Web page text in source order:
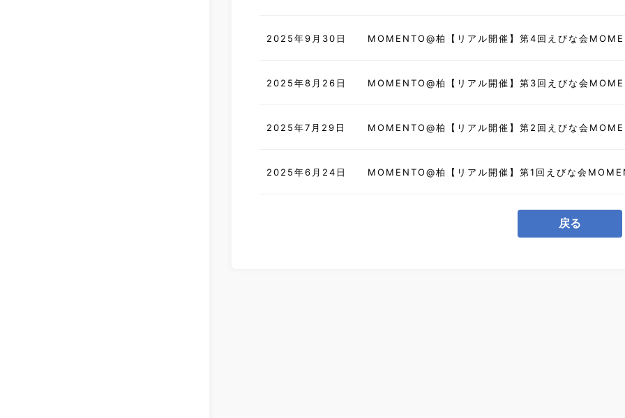
2025年9月30日 MOMENTO@柏【リアル開催】第4回えびな会
2025年8月26日 MOMENTO@柏【リアル開催】第3回えびな会
2025年7月29日 MOMENTO@柏【リアル開催】第2回えびな会
2025年6月24日 MOMENTO@柏【リアル開催】第1回えびな会